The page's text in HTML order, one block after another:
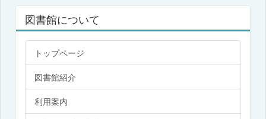
図書館について
トップページ
図書館紹介
利用案内